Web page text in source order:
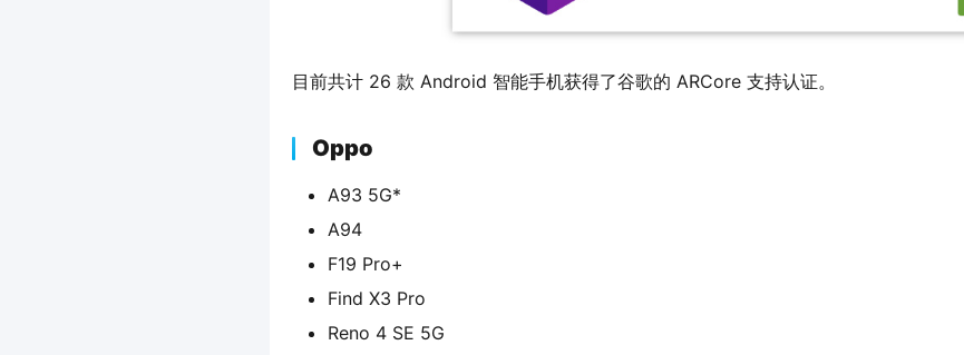
目前共计 26 款 Android 智能手机获得了谷歌的 ARCore 支持认证。
Oppo
A93 5G*
A94
F19 Pro+
Find X3 Pro
Reno 4 SE 5G